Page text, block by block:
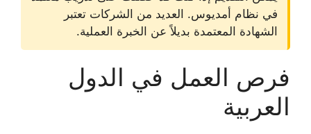
في نظام أمديوس. العديد من الشركات تعتبر
الشهادة المعتمدة بديلاً عن الخبرة العملية.
فرص العمل في الدول
العربية